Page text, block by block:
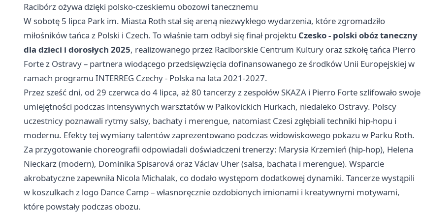
Racibórz ożywa dzięki polsko-czeskiemu obozowi tanecznemu
W sobotę 5 lipca Park im. Miasta Roth stał się areną niezwykłego wydarzenia, które zgromadziło
miłośników tańca z Polski i Czech. To właśnie tam odbył się finał projektu Czesko - polski obóz taneczny
dla dzieci i dorosłych 2025, realizowanego przez Raciborskie Centrum Kultury oraz szkołę tańca Pierro
Forte z Ostravy – partnera wiodącego przedsięwzięcia dofinansowanego ze środków Unii Europejskiej w
ramach programu INTERREG Czechy - Polska na lata 2021-2027.
Przez sześć dni, od 29 czerwca do 4 lipca, aż 80 tancerzy z zespołów SKAZA i Pierro Forte szlifowało swoje
umiejętności podczas intensywnych warsztatów w Palkovickich Hurkach, niedaleko Ostravy. Polscy
uczestnicy poznawali rytmy salsy, bachaty i merengue, natomiast Czesi zgłębiali techniki hip-hopu i
modernu. Efekty tej wymiany talentów zaprezentowano podczas widowiskowego pokazu w Parku Roth.
Za przygotowanie choreografii odpowiadali doświadczeni trenerzy: Marysia Krzemień (hip-hop), Helena
Nieckarz (modern), Dominika Spisarová oraz Václav Uher (salsa, bachata i merengue). Wsparcie
akrobatyczne zapewniła Nicola Michalak, co dodało występom dodatkowej dynamiki. Tancerze wystąpili
w koszulkach z logo Dance Camp – własnoręcznie ozdobionych imionami i kreatywnymi motywami,
które powstały podczas obozu.